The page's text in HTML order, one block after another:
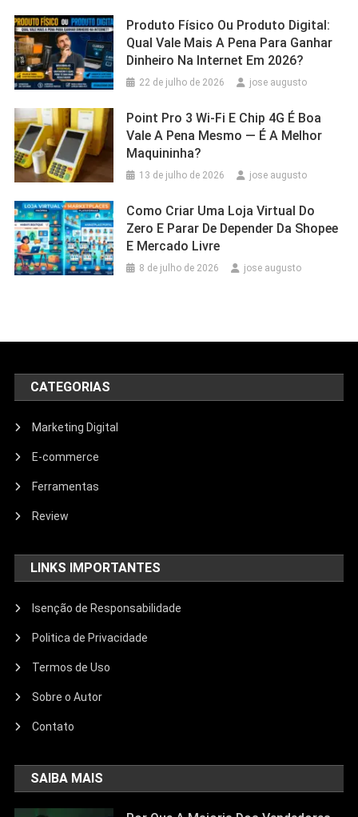
Produto Físico Ou Produto Digital:
Qual Vale Mais A Pena Para Ganhar
Dinheiro Na Internet Em 2026?
22 de julho de 2026 jose augusto
Point Pro 3 Wi‑Fi E Chip 4G É Boa
Vale A Pena Mesmo — É A Melhor
Maquininha?
13 de julho de 2026 jose augusto
Como Criar Uma Loja Virtual Do
Zero E Parar De Depender Da Shopee
E Mercado Livre
8 de julho de 2026 jose augusto
CATEGORIAS
Marketing Digital
E-commerce
Ferramentas
Review
LINKS IMPORTANTES
Isenção de Responsabilidade
Politica de Privacidade
Termos de Uso
Sobre o Autor
Contato
SAIBA MAIS